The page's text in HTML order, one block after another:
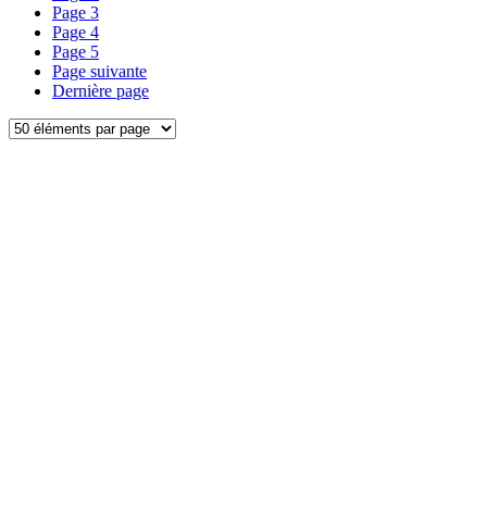
Page 3
Page 4
Page 5
Page suivante
Dernière page